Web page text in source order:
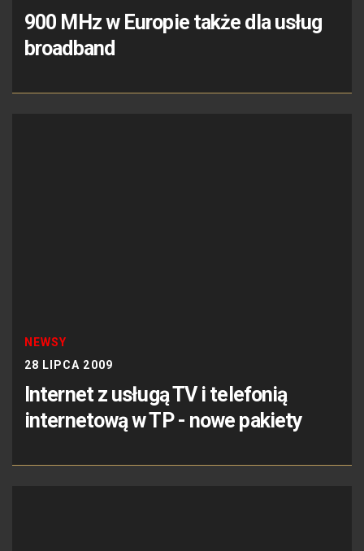
900 MHz w Europie także dla usług
broadband
NEWSY
28 LIPCA 2009
Internet z usługą TV i telefonią
internetową w TP - nowe pakiety